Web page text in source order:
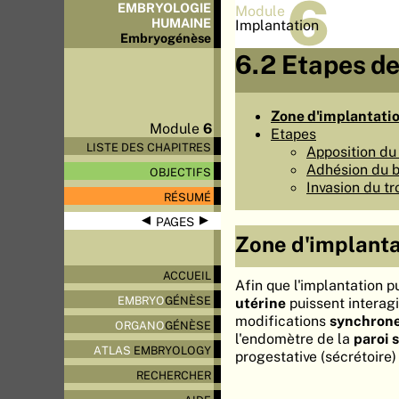
EMBRYOLOGIE
HUMAINE
Embryogénèse
Module6
LISTE DES CHAPITRES
OBJECTIFS
RÉSUMÉ
◀ PAGES▶
ACCUEIL
EMBRYOGÉNÈSE
ORGANOGÉNÈSE
ATLAS EMBRYOLOGY
RECHERCHER
Module 6
Implantation
6.2 Etapes
Zone
Etapes
Apposition
Adhésion du
Invasion du
Zone
Afin que l'implantation
utérine puissent
modifications
l'endomètre de la paroi
progestative